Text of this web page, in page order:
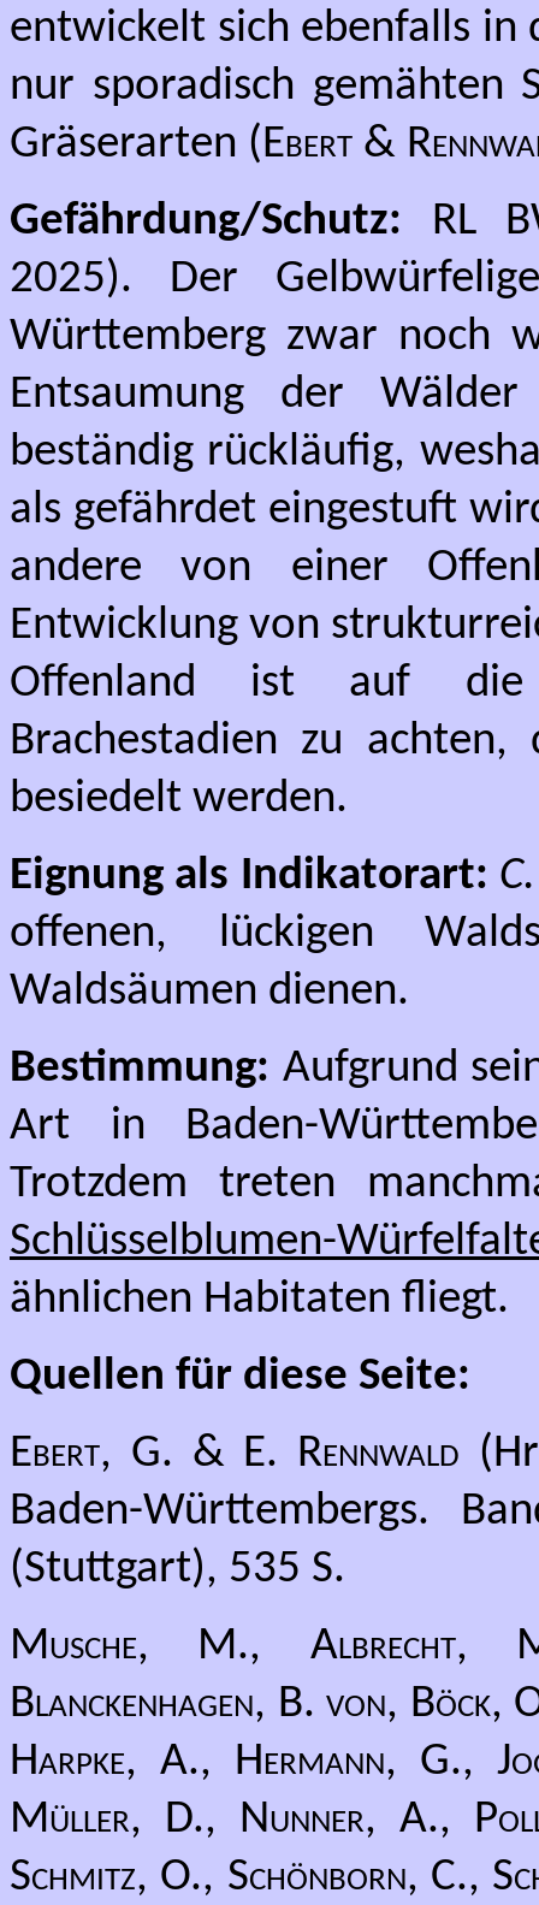
entwickelt sich ebenfalls in
nur sporadisch gemähten
Gräserarten (Ebert &
Gefährdung/Schutz: RL
2025). Der
Württemberg zwar noch
Entsaumung der
beständig rückläufig,
als gefährdet eingestuft
andere von einer
Entwicklung von
Offenland ist auf die
Brachestadien zu
besiedelt werden.
Eignung als Indikatorart:
offenen, lückigen
Waldsäumen dienen.
Bestimmung: Aufgrund
Art in Baden-
Trotzdem treten
Schlüsselblumen-
ähnlichen Habitaten fliegt.
Quellen für diese Seite:
Ebert, G. & E. Rennwald
Baden-Württembergs.
(Stuttgart), 535 S.
Musche, M., Albrecht,
Blanckenhagen, B. von, Böck,
Harpke, A., Hermann, G.,
Müller, D., Nunner, A.,
Schmitz, O., Schönborn, C.,